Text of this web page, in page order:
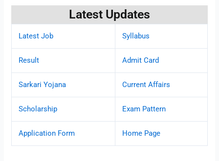
Latest Updates
Latest Job Syllabus
Result Admit Card
Sarkari Yojana Current Affairs
Scholarship Exam Pattern
Application Form Home Page